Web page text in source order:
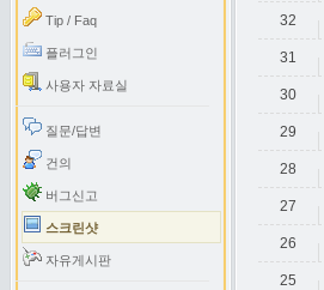
Tip / Faq
플러그인
사용자 자료실
질문/답변
건의
버그신고
스크린샷
자유게시판
32
31
30
29
28
27
26
25